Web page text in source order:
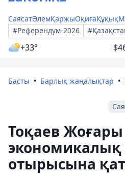
СаясатӘлемҚаржыОқиғаҚұқық
#Референдум-2026
+33° $
Басты Барлық жаңалықтар
Тоқаев
экономикалық
отырысына